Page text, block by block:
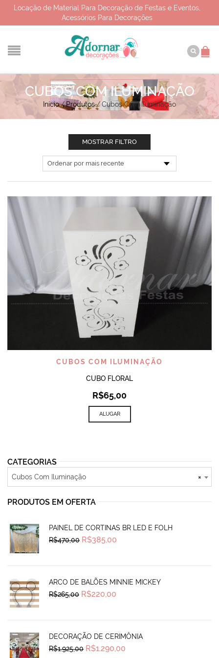
Locação de Material Para Decoração de Festas e Eventos,
Acessórios Para Decorações
CUBOS COM ILUMINAÇÃO
Início/Produtos/Cubos Com Iluminação
MOSTRAR FILTRO
CUBOS COM ILUMINAÇÃO
CUBO FLORAL
R$65,00
ALUGAR
CATEGORIAS
×
Cubos Com Iluminação
PRODUTOS EM OFERTA
PAINEL DE CORTINAS BR LED E FOLH
R$470,00 Original
price
R$385,00
ARCO DE BALÕES MINNIE MICKEY
R$265,00 Original
price
R$220,00
DECORAÇÃO DE CERIMÔNIA
R$1.925,00 Original
price
R$1.290,00